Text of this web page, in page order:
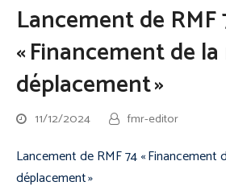
Lancement de RMF
« Financement de
déplacement »
11/12/2024 fmr-editor
Lancement de RMF 74 « Financement
déplacement »